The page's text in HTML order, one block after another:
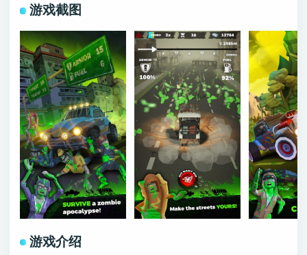
游戏截图
游戏介绍